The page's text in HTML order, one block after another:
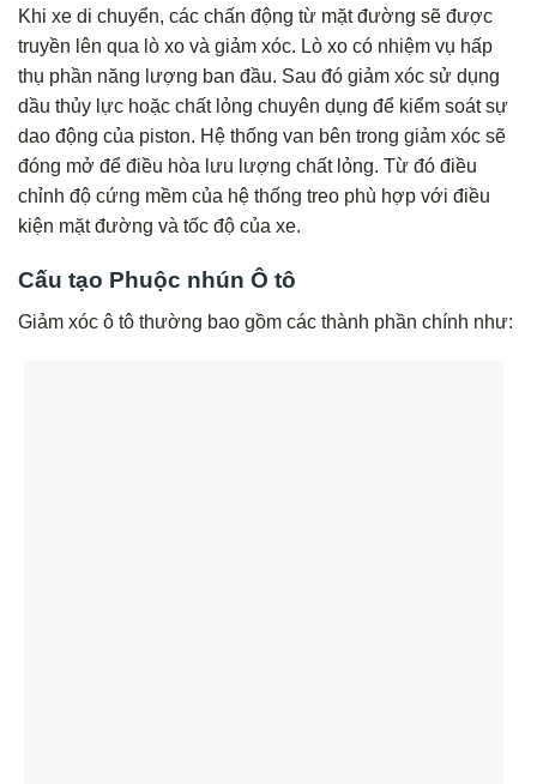
Khi xe di chuyển, các chấn động từ mặt đường sẽ được
truyền lên qua lò xo và giảm xóc. Lò xo có nhiệm vụ hấp
thụ phần năng lượng ban đầu. Sau đó giảm xóc sử dụng
dầu thủy lực hoặc chất lỏng chuyên dụng để kiểm soát sự
dao động của piston. Hệ thống van bên trong giảm xóc sẽ
đóng mở để điều hòa lưu lượng chất lỏng. Từ đó điều
chỉnh độ cứng mềm của hệ thống treo phù hợp với điều
kiện mặt đường và tốc độ của xe.
Cấu tạo Phuộc nhún Ô tô
Giảm xóc ô tô thường bao gồm các thành phần chính như: